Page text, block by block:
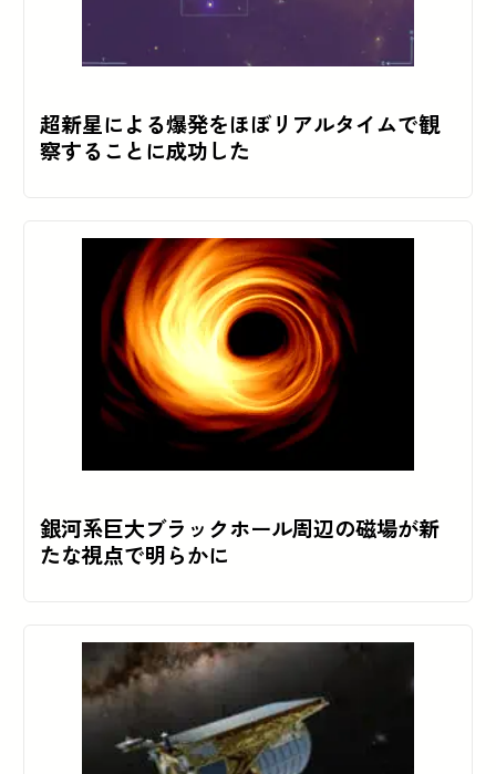
超新星による爆発をほぼリアルタイムで観
察することに成功した
銀河系巨大ブラックホール周辺の磁場が新
たな視点で明らかに